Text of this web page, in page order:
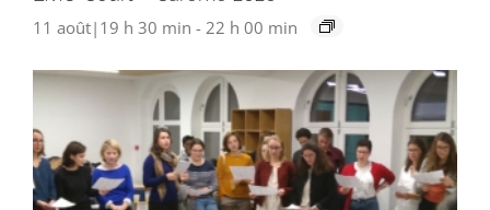
11 août|19 h 30 min - 22 h 00 min